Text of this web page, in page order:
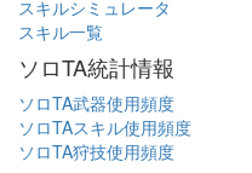
スキルシミュレータ
スキル一覧
ソロTA統計情報
ソロTA武器使用頻度
ソロTAスキル使用頻度
ソロTA狩技使用頻度